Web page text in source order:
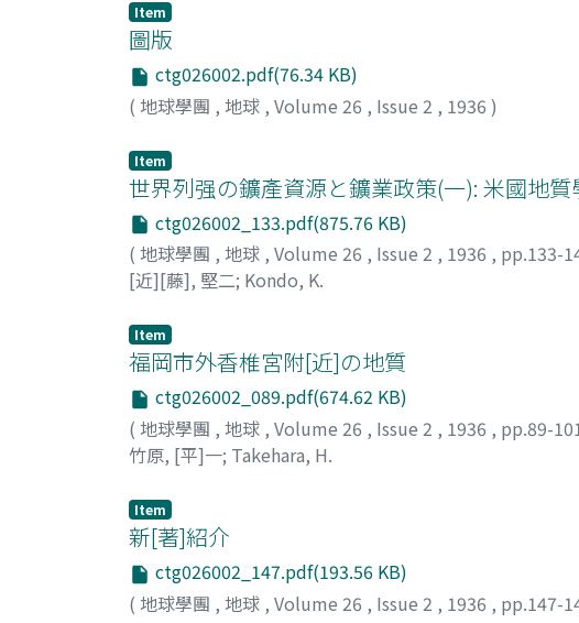
Item
圖版
ctg026002.pdf(76.34 KB)
( 地球學團 , 地球 , Volume 26 , Issue 2 , 1936 )
Item
世界列强の鑛產資源と鑛業政策(一): 米國地
ctg026002_133.pdf(875.76 KB)
( 地球學團 , 地球 , Volume 26 , Issue 2 , 1936 , pp.133-
[近][藤], 堅二; Kondo, K.
Item
福岡市外香椎宮附[近]の地質
ctg026002_089.pdf(674.62 KB)
( 地球學團 , 地球 , Volume 26 , Issue 2 , 1936 , pp.89-
竹原, [平]一; Takehara, H.
Item
新[著]紹介
ctg026002_147.pdf(193.56 KB)
( 地球學團 , 地球 , Volume 26 , Issue 2 , 1936 , pp.147-